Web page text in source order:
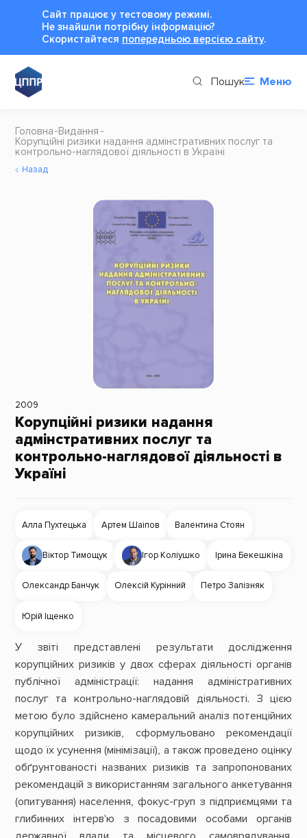
Сайт працює у тестовому режимі.
Не знайшли потрібну інформацію?
Cкористайтеся попередньою версією сайту.
Пошук Меню
Головна Видання
Корупційні ризики надання адмінстративних послуг та
контрольно-наглядової діяльності в Україні
Назад
2009
Корупційні ризики надання
адмінстративних послуг та
контрольно-наглядової діяльності в
Україні
Алла Пухтецька Артем Шаіпов Валентина Стоян
Віктор Тимощук Ігор Коліушко Ірина Бекешкіна
Олександр Банчук Олексій Курінний Петро Залізняк
Юрій Іщенко
У звіті представлені результати дослідження
корупційних ризиків у двох сферах діяльності органів
публічної адміністрації: надання адміністративних
послуг та контрольно-наглядовій діяльності. З цією
метою було здійснено камеральний аналіз потенційних
корупційних ризиків, сформульовано рекомендації
щодо їх усунення (мінімізації), а також проведено оцінку
обґрунтованості названих ризиків та запропонованих
рекомендацій з використанням загального анкетування
(опитування) населення, фокус-груп з підприємцями та
глибинних інтерв'ю з посадовими особами органів